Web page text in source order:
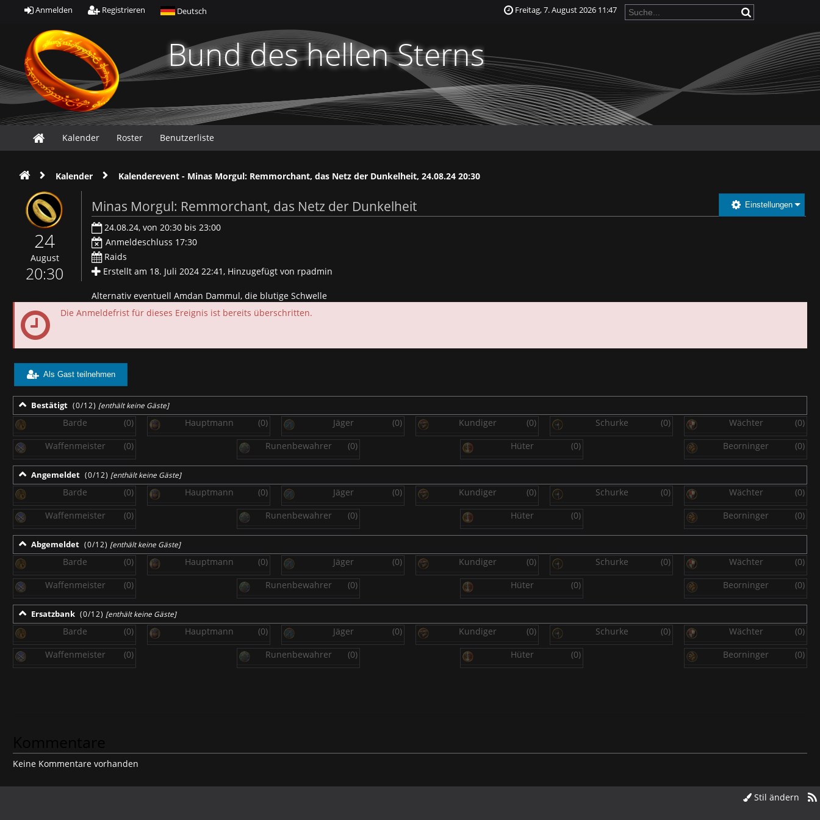
Anmelden Registrieren Deutsch Freitag, 7. August 2026 11:47
Bund des hellen Sterns
Kalender Roster Benutzerliste
Kalender Kalenderevent - Minas Morgul: Remmorchant, das Netz der Dunkelheit, 24.08.24 20:30
24
August
20:30
Einstellungen
Minas Morgul: Remmorchant, das Netz der Dunkelheit
24.08.24, von 20:30 bis 23:00
Anmeldeschluss 17:30
Raids
Erstellt am 18. Juli 2024 22:41, Hinzugefügt von rpadmin
Alternativ eventuell Amdan Dammul, die blutige Schwelle
Die Anmeldefrist für dieses Ereignis ist bereits überschritten.
Als Gast teilnehmen
Bestätigt (0/12) [enthält keine Gäste]
Barde (0) Hauptmann (0) Jäger (0) Kundiger (0) Schurke (0) Wächter
(0)
Waffenmeister
(0) Runenbewahrer (0) Hüter (0) Beorninger (0)
Angemeldet (0/12) [enthält keine Gäste]
Barde (0) Hauptmann (0) Jäger (0) Kundiger (0) Schurke (0) Wächter
(0)
Waffenmeister
(0) Runenbewahrer (0) Hüter (0) Beorninger (0)
Abgemeldet (0/12) [enthält keine Gäste]
Barde (0) Hauptmann (0) Jäger (0) Kundiger (0) Schurke (0) Wächter
(0)
Waffenmeister
(0) Runenbewahrer (0) Hüter (0) Beorninger (0)
Ersatzbank (0/12) [enthält keine Gäste]
Barde (0) Hauptmann (0) Jäger (0) Kundiger (0) Schurke (0) Wächter
(0)
Waffenmeister
(0) Runenbewahrer (0) Hüter (0) Beorninger (0)
Keine Kommentare vorhanden
Stil ändern